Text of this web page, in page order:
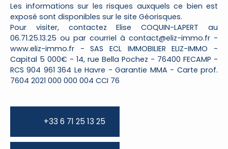
Les informations sur les risques auxquels ce bien est
exposé sont disponibles sur le site Géorisques.
Pour visiter, contactez Elise COQUIN-LAPERT au
06.71.25.13.25 ou par courriel à contact@eliz-immo.fr -
www.eliz-immo.fr - SAS ECL IMMOBILIER ELIZ-IMMO -
Capital 5 000€ - 14, rue Bella Pochez - 76400 FECAMP -
RCS 904 961 364 Le Havre - Garantie MMA - Carte prof.
7604 2021 000 000 004 CCI 76
+33 6 71 25 13 25